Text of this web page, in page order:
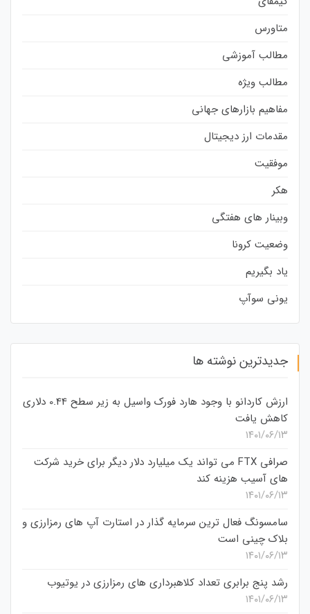
متاورس
مطالب آموزشی
مطالب ویژه
مفاهیم بازارهای جهانی
مقدمات ارز دیجیتال
موفقیت
هکر
وبینار های هفتگی
وضعیت کرونا
یاد بگیریم
یونی سوآپ
جدیدترین نوشته ها
ارزش کاردانو با وجود هارد فورک واسیل به زیر سطح 0.44 دلاری
کاهش یافت
۱۴۰۱/۰۶/۱۳
صرافی FTX می تواند یک میلیارد دلار دیگر برای خرید شرکت
های آسیب هزینه کند
۱۴۰۱/۰۶/۱۳
سامسونگ فعال‌ ترین سرمایه‌ گذار در استارت‌ آپ‌ های رمزارزی و
بلاک چینی است
۱۴۰۱/۰۶/۱۳
رشد پنج برابری تعداد کلاهبرداری های رمزارزی در یوتیوب
۱۴۰۱/۰۶/۱۳